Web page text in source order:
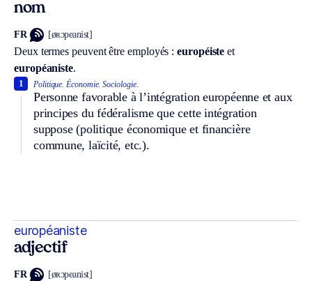
nom
FR [øʀɔpeanist]
Deux termes peuvent être employés :européiste et
européaniste.
Politique. Économie. Sociologie.
Personne favorable à l’intégration européenne et aux
principes du fédéralisme que cette intégration
suppose (politique économique et financière
commune, laïcité, etc.).
1
européaniste
adjectif
FR [øʀɔpeanist]